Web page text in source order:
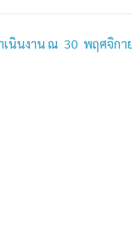
เนินงาน ณ 30 พฤศจิก